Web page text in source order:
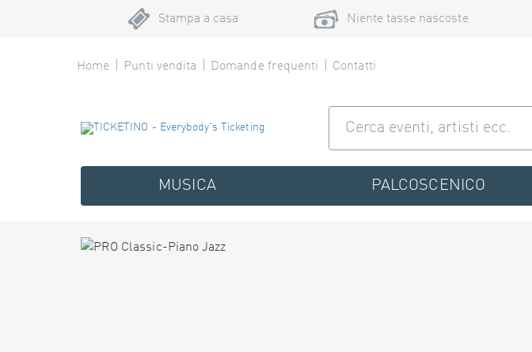
Stampa a casa Niente tasse nascoste
Home Punti vendita Domande frequenti Contatti
MUSICA PALCOSCENICO